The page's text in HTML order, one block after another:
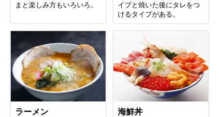
まと楽しみ方もいろいろ。
イプと焼いた後にタレをつ
けるタイプがある。
ラーメン 海鮮丼